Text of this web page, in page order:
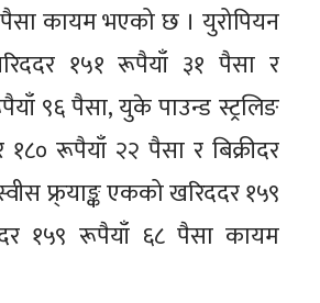
कायम भएको छ । युरोपियन
१५१ रूपैयाँ ३१ पैसा र
९६ पैसा, युके पाउन्ड स्ट्रलिङ
रूपैयाँ २२ पैसा र बिक्रीदर
फ्र्याङ्क एकको खरिददर १५९
१५९ रूपैयाँ ६८ पैसा कायम